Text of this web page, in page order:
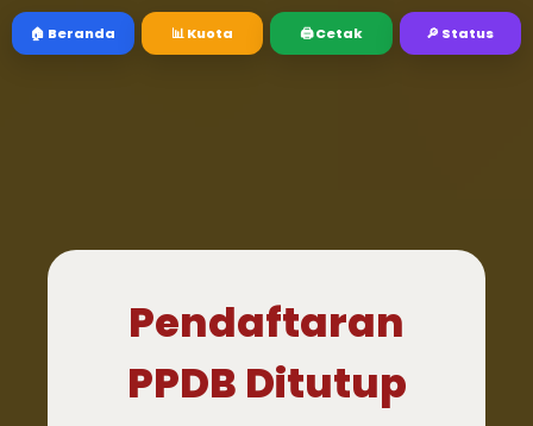
🏠 Beranda 📊 Kuota 🖨️ Cetak 🔎 Status
Pendaftaran
PPDB Ditutup